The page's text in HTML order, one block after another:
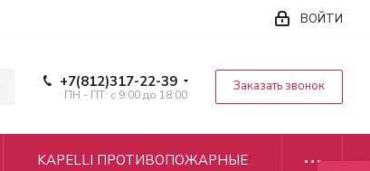
ВОЙТИ
+7(812)317-22-39
ПН - ПТ: с 9:00 до 18:00
Заказать звонок
KAPELLI ПРОТИВОПОЖАРНЫЕ